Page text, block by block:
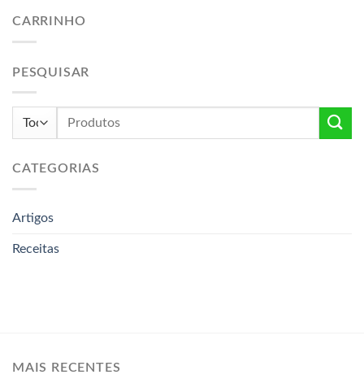
CARRINHO
PESQUISAR
Pesquisar
CATEGORIAS
Artigos
Receitas
MAIS RECENTES